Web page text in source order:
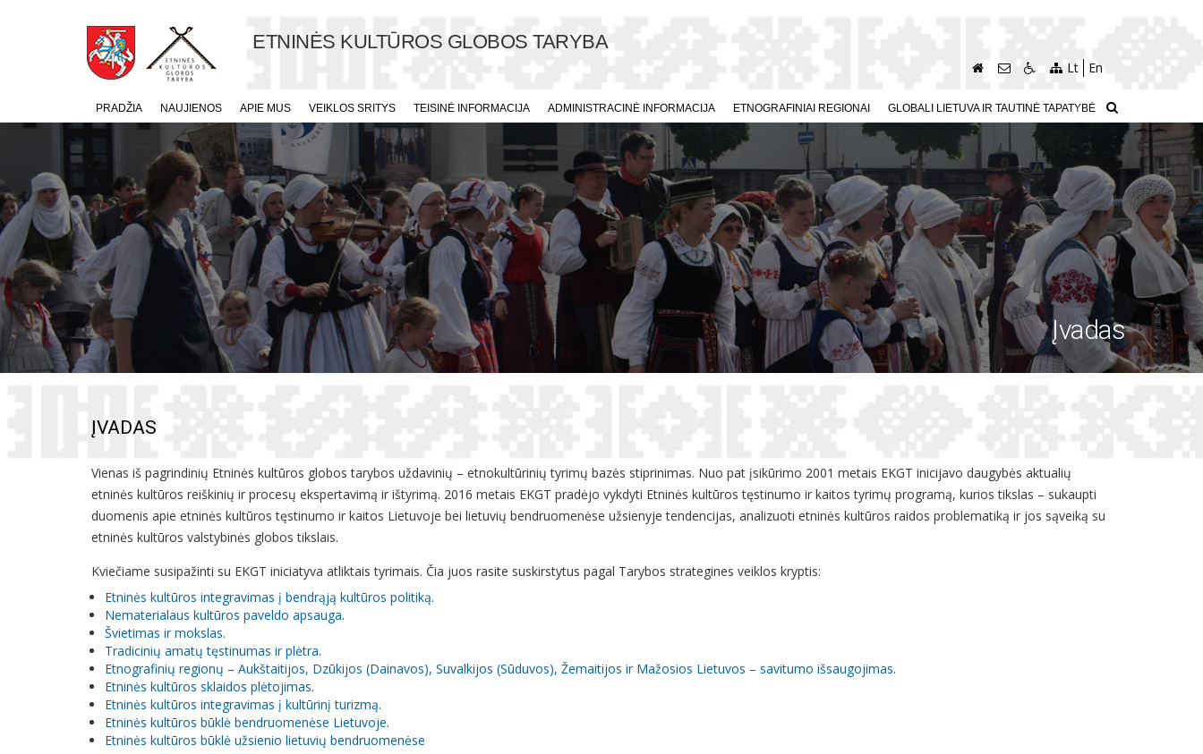
ETNINĖS KULTŪROS GLOBOS TARYBA
Lt En
PRADŽIA NAUJIENOS APIE MUS VEIKLOS SRITYS TEISINĖ INFORMACIJA ADMINISTRACINĖ INFORMACIJA ETNOGRAFINIAI REGIONAI GLOBALI LIETUVA IR TAUTINĖ TAPATYBĖ
Įvadas
ĮVADAS
Vienas iš pagrindinių Etninės kultūros globos tarybos uždavinių – etnokultūrinių tyrimų bazės stiprinimas. Nuo pat įsikūrimo 2001 metais EKGT inicijavo daugybės aktualių
etninės kultūros reiškinių ir procesų ekspertavimą ir ištyrimą. 2016 metais EKGT pradėjo vykdyti Etninės kultūros tęstinumo ir kaitos tyrimų programą, kurios tikslas – sukaupti
duomenis apie etninės kultūros tęstinumo ir kaitos Lietuvoje bei lietuvių bendruomenėse užsienyje tendencijas, analizuoti etninės kultūros raidos problematiką ir jos sąveiką su
etninės kultūros valstybinės globos tikslais.
Kviečiame susipažinti su EKGT iniciatyva atliktais tyrimais. Čia juos rasite suskirstytus pagal Tarybos strategines veiklos kryptis:
Etninės kultūros integravimas į bendrąją kultūros politiką.
Nematerialaus kultūros paveldo apsauga.
Švietimas ir mokslas.
Tradicinių amatų tęstinumas ir plėtra.
Etnografinių regionų – Aukštaitijos, Dzūkijos (Dainavos), Suvalkijos (Sūduvos), Žemaitijos ir Mažosios Lietuvos – savitumo išsaugojimas.
Etninės kultūros sklaidos plėtojimas.
Etninės kultūros integravimas į kultūrinį turizmą.
Etninės kultūros būklė bendruomenėse Lietuvoje.
Etninės kultūros būklė užsienio lietuvių bendruomenėse